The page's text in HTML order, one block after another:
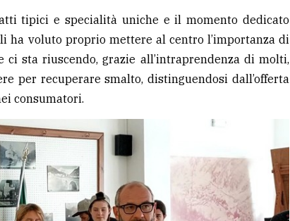
tipici e specialità uniche e il momento dedicato
ha voluto proprio mettere al centro l’importanza di
sta riuscendo, grazie all’intraprendenza di molti,
per recuperare smalto, distinguendosi dall’offerta
consumatori.